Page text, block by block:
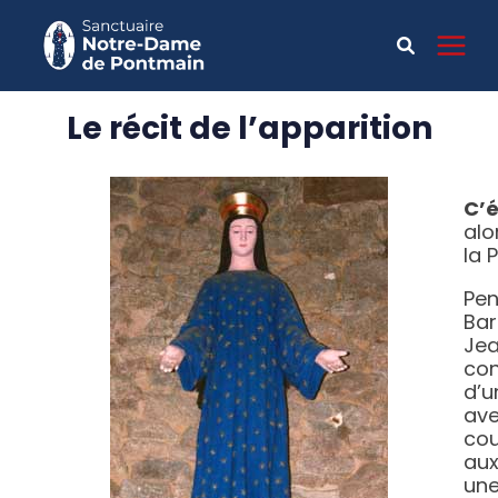
Le récit de l’apparition
la